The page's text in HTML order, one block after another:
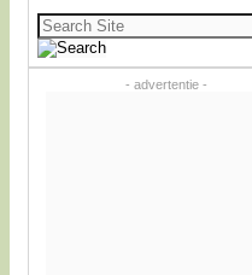
Zoeken
naar:
- advertentie -